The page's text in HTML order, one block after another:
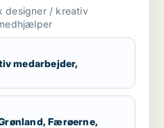
designer / kreativ
medarbejder,
Færøerne,